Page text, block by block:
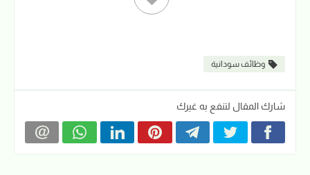
وظائف سودانية
شارك المقال لتنفع به غيرك